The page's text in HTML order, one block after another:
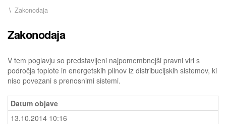
Zakonodaja
Zakonodaja
V tem poglavju so predstavljeni najpomembnejši pravni viri s
področja toplote in energetskih plinov iz distribucijskih sistemov, ki
niso povezani s prenosnimi sistemi.
Datum objave
13.10.2014 10:16